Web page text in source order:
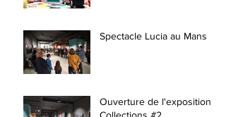
Spectacle Lucia au Mans
Ouverture de l'exposition